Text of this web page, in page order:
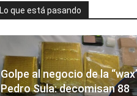
Lo que está pasando
Golpe al negocio de la
Pedro Sula: decomisan 88